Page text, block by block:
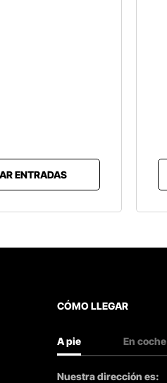
ENTRADAS
CÓMO LLEGAR
A pie En coche
Nuestra dirección es: